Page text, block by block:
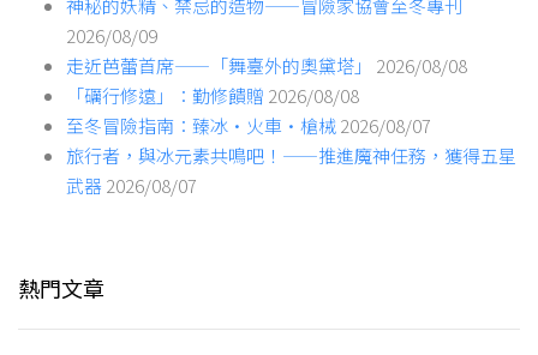
2026/08/09
走近芭蕾首席——「舞臺外的奧黛塔」
2026/08/08
「礪行修遠」：勤修饋贈 2026/08/08
至冬冒險指南：臻冰·火車·槍械2026/08/07
旅行者，與冰元素共鳴吧！——推進魔神任務，獲得五星
武器2026/08/07
熱門文章